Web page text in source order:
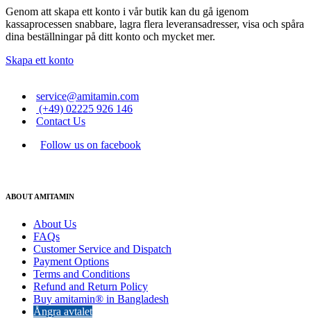
Genom att skapa ett konto i vår butik kan du gå igenom
kassaprocessen snabbare, lagra flera leveransadresser, visa och spåra
dina beställningar på ditt konto och mycket mer.
Skapa ett konto
service@amitamin.com
(+49) 02225 926 146
Contact Us
Follow us on facebook
ABOUT AMITAMIN
About Us
FAQs
Customer Service and Dispatch
Payment Options
Terms and Conditions
Refund and Return Policy
Buy amitamin® in Bangladesh
Ångra avtalet